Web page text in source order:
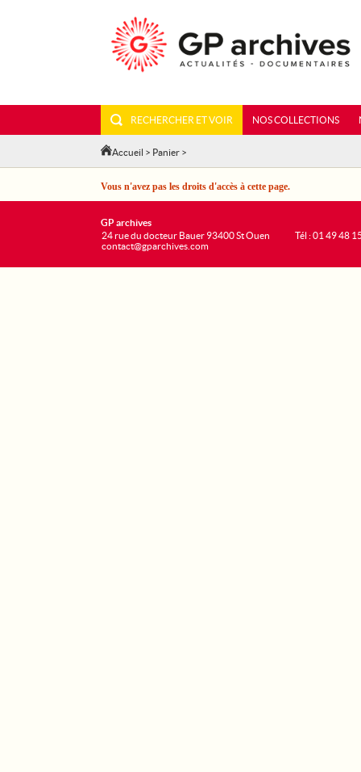
RECHERCHER ET VOIR NOS COLLECTIONS
Accueil > Panier >
Vous n'avez pas les droits d'accès à cette page.
GP archives
24 rue du docteur Bauer 93400 St Ouen
contact@gparchives.com
Tél : 01 49 48